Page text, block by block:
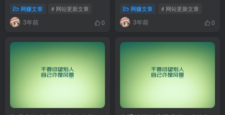
网赚文章 # 网站更新文章
3年前 0
网赚文章 # 网站更新文章
3年前 0